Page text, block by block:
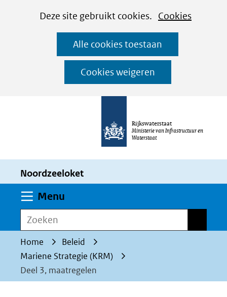
CookiesDeze site gebruikt cookies. Cookies
worden
toegestaan
geweigerd.
Alle cookies toestaan
Cookies weigeren
Ga
naar
de
inhoud
Rijkswaterstaat
Ministerie van Infrastructuur en
Waterstaat
Noordzeeloket
Menu
Zoeken
Home
Beleid
Mariene Strategie (KRM)
Deel 3, maatregelen